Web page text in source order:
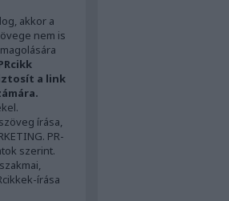
akkor a
nem is
a link
írása,
PR-
szerint.
írása